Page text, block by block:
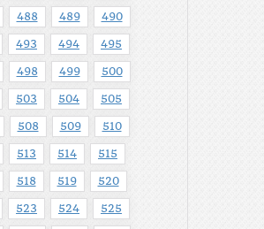
488 489 490
493 494 495
498 499 500
503 504 505
508 509 510
513 514 515
518 519 520
523 524 525